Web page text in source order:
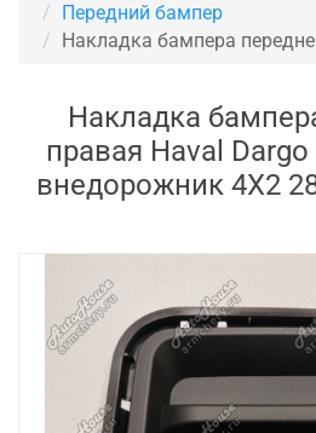
Передний бампер
Накладка бампера
Накладка
правая Haval
внедорожник 4X2